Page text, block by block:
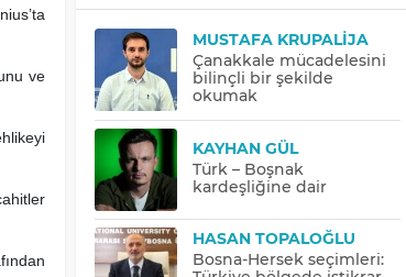
ve
MUSTAFA KRUPALIJA
Çanakkale mücadelesini
bilinçli bir şekilde
okumak
KAYHAN GÜL
Türk – Boşnak
kardeşliğine dair
HASAN TOPALOĞLU
Bosna-Hersek seçimleri: